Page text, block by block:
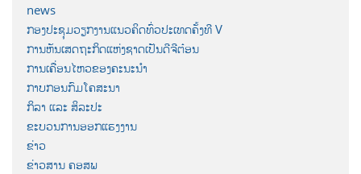
news
ກອງປະຊຸມວຽກງານແນວຄິດທົ່ວປະເທດຄັ້ງທີ V
ການຫັນເສດຖະກິດແຫ່ງຊາດເປັນດີຈີຕ໋ອນ
ການເຄື່ອນໄຫວຂອງຄະນະນຳ
ກາບກອນກົມໂຄສະນາ
ກິລາ ແລະ ສິລະປະ
ຂະບວນການອອກແຮງງານ
ຂ່າວ
ຂ່າວສານ ຄອສພ